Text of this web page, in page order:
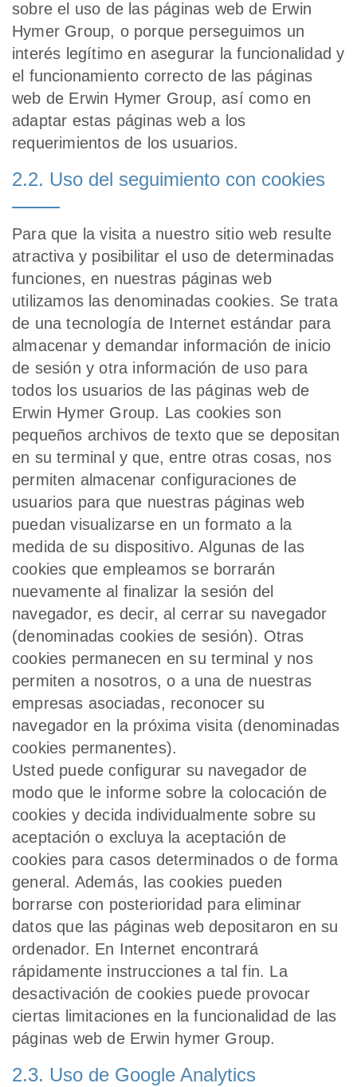
sobre el uso de las páginas web de Erwin
Hymer Group, o porque perseguimos un
interés legítimo en asegurar la funcionalidad y
el funcionamiento correcto de las páginas
web de Erwin Hymer Group, así como en
adaptar estas páginas web a los
requerimientos de los usuarios.
2.2. Uso del seguimiento con cookies
Para que la visita a nuestro sitio web resulte
atractiva y posibilitar el uso de determinadas
funciones, en nuestras páginas web
utilizamos las denominadas cookies. Se trata
de una tecnología de Internet estándar para
almacenar y demandar información de inicio
de sesión y otra información de uso para
todos los usuarios de las páginas web de
Erwin Hymer Group. Las cookies son
pequeños archivos de texto que se depositan
en su terminal y que, entre otras cosas, nos
permiten almacenar configuraciones de
usuarios para que nuestras páginas web
puedan visualizarse en un formato a la
medida de su dispositivo. Algunas de las
cookies que empleamos se borrarán
nuevamente al finalizar la sesión del
navegador, es decir, al cerrar su navegador
(denominadas cookies de sesión). Otras
cookies permanecen en su terminal y nos
permiten a nosotros, o a una de nuestras
empresas asociadas, reconocer su
navegador en la próxima visita (denominadas
cookies permanentes).
Usted puede configurar su navegador de
modo que le informe sobre la colocación de
cookies y decida individualmente sobre su
aceptación o excluya la aceptación de
cookies para casos determinados o de forma
general. Además, las cookies pueden
borrarse con posterioridad para eliminar
datos que las páginas web depositaron en su
ordenador. En Internet encontrará
rápidamente instrucciones a tal fin. La
desactivación de cookies puede provocar
ciertas limitaciones en la funcionalidad de las
páginas web de Erwin hymer Group.
2.3. Uso de Google Analytics